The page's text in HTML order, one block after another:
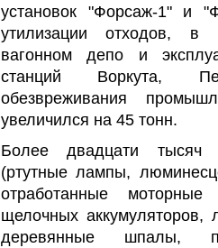
установок "Форсаж-1" и
утилизации отходов, в
вагонном депо и
станций Воркута,
обезвреживания
увеличился на 45 тонн.
Более двадцати тысяч
(ртутные лампы,
отработанные
щелочных
деревянные шпалы,